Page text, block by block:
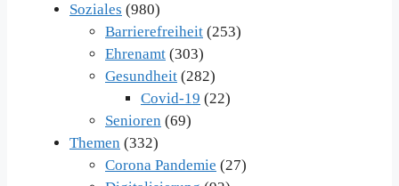
Soziales (980)
Barrierefreiheit (253)
Ehrenamt (303)
Gesundheit (282)
Covid-19 (22)
Senioren (69)
Themen (332)
Corona Pandemie (27)